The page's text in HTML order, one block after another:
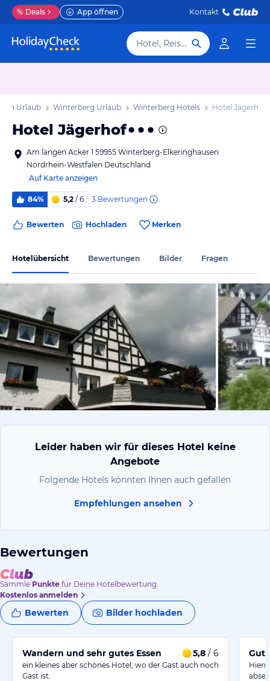
% Deals App öffnen Kontakt
Hotel, Reiseziel
Urlaub Winterberg Urlaub Winterberg Hotels Hotel Jägerhof
Hotel Jägerhof
Am langen Acker 1 59955 Winterberg-Elkeringhausen
Nordrhein-Westfalen Deutschland
Auf Karte anzeigen
84% 5,2 / 6 3 Bewertungen
Bewerten Hochladen Merken
Hotelübersicht Bewertungen Bilder Fragen
vom
Leider haben wir für dieses Hotel keine
Angebote
Folgende Hotels könnten Ihnen auch gefallen
Empfehlungen ansehen
Bewertungen
Sammle Punkte für Deine Hotelbewertung.
Kostenlos anmelden
Bewerten Bilder hochladen
Wandern und sehr gutes Essen 5,8 / 6
ein kleines aber schönes Hotel, wo der Gast auch noch
Gast ist.